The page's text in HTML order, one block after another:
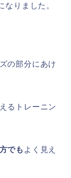
りました。
の部分にあけ
るトレーニン
でも よく見え